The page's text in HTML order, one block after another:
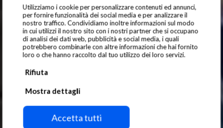
Utilizziamo i cookie per personalizzare contenuti ed annunci,
per fornire funzionalità dei social media e per analizzare il
nostro traffico. Condividiamo inoltre informazioni sul modo
in cui utilizzi il nostro sito con i nostri partner che si occupano
di analisi dei dati web, pubblicità e social media, i quali
potrebbero combinarle con altre informazioni che hai fornito
loro o che hanno raccolto dal tuo utilizzo dei loro servizi.
Rifiuta
Mostra dettagli
Accetta tutti